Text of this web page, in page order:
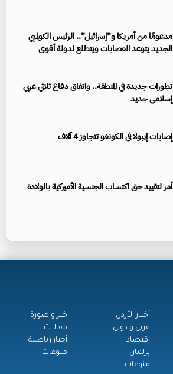
مدعومًا من أمريكا و”إسرائيل”.. الرئيس الكولمبي
الجديد يتوعد العصابات ويتطلع لدولة أقوى
تطورات جديدة في المنطقة.. واتفاق دفاع ثلاثي عربي
إسلامي جديد
إصابات إيبولا في الكونغو تتجاوز 4 آلاف
أمر لتقييد حق اكتساب الجنسية الأميركية بالولادة
أخبار الأردن
عربي و دولي
اقتصاد
برلمان
منوعات
خبر و صورة
مقالات
أخبار رياضية
منوعات